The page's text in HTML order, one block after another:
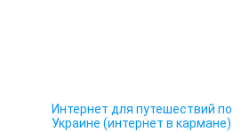
Интернет для путешествий по
Украине (интернет в кармане)